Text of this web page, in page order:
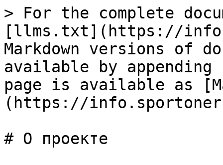
> For the complete
[llms.txt](https://
Markdown versions of
available by
page is available as
(https://
# О проекте